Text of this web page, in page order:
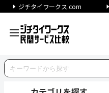
ジチタイワークス.com